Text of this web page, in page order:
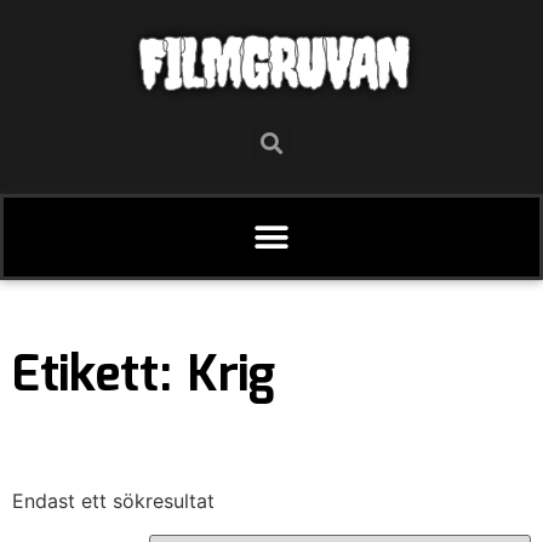
FILMGRUVAN
Etikett: Krig
Endast ett sökresultat